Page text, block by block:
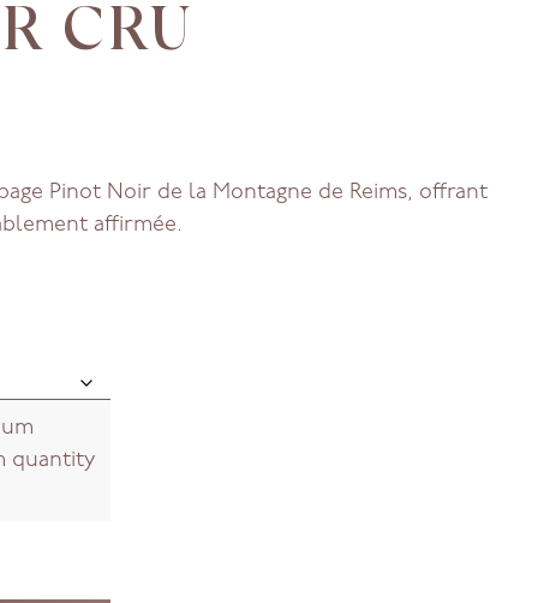
CRU
Pinot Noir de la Montagne de Reims, offrant
affirmée.
quantity